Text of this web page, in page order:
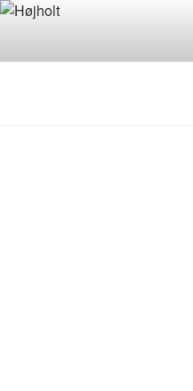
Videre